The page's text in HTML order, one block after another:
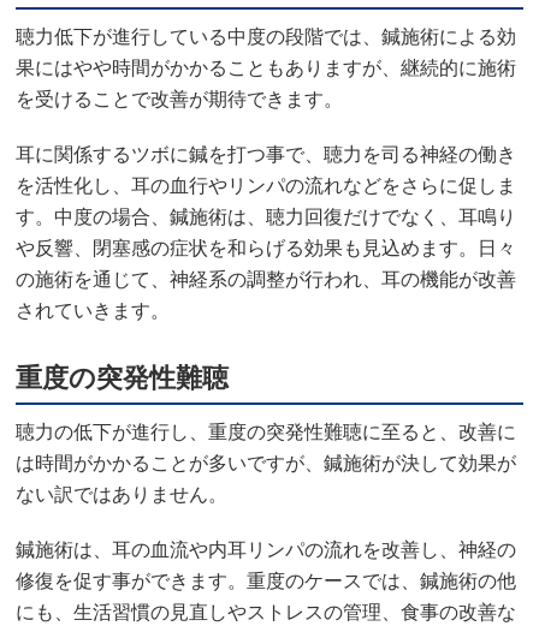
聴力低下が進行している中度の段階では、鍼施術による効
果にはやや時間がかかることもありますが、継続的に施術
を受けることで改善が期待できます。
耳に関係するツボに鍼を打つ事で、聴力を司る神経の働き
を活性化し、耳の血行やリンパの流れなどをさらに促しま
す。中度の場合、鍼施術は、聴力回復だけでなく、耳鳴り
や反響、閉塞感の症状を和らげる効果も見込めます。日々
の施術を通じて、神経系の調整が行われ、耳の機能が改善
されていきます。
重度の突発性難聴
聴力の低下が進行し、重度の突発性難聴に至ると、改善に
は時間がかかることが多いですが、鍼施術が決して効果が
ない訳ではありません。
鍼施術は、耳の血流や内耳リンパの流れを改善し、神経の
修復を促す事ができます。重度のケースでは、鍼施術の他
にも、生活習慣の見直しやストレスの管理、食事の改善な